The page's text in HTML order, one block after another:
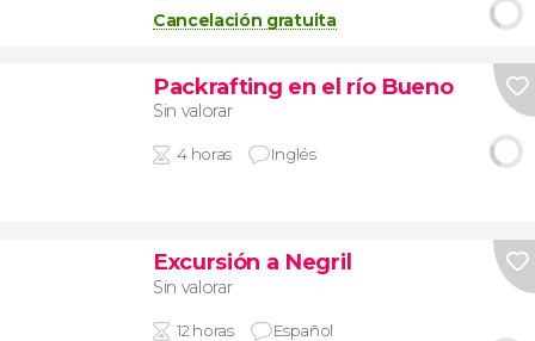
Cancelación gratuita
Packrafting en el río Bueno
Sin valorar
4 horas Inglés
Excursión a Negril
Sin valorar
12 horas Español